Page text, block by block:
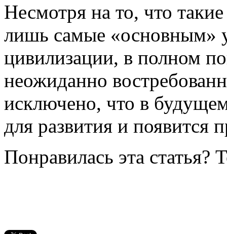
Несмотря на то, что
лишь самые «основным»
цивилизации, в полном
неожиданно
исключено, что в
для развития и появится
Понравилась эта статья?